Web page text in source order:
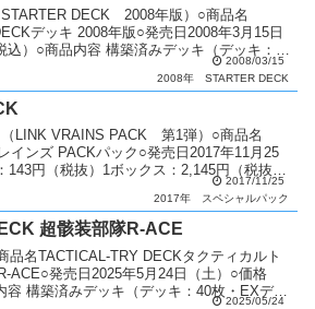
DECK 2008年版）○商品名
デッキ 2008年版○発売日2008年3月15日
込）○商品内容 構築済みデッキ（デッキ：
2008/03/15
2008年
STARTER DECK
LINK VRAINS PACK 第1弾）○商品名
インズ PACKパック○発売日2017年11月25
143円（税抜）1ボックス：2,145円（税抜）
2017/11/25
2017年
スペシャルパック
超骸装部隊R-ACE
品名TACTICAL-TRY DECKタクティカルト
ACE○発売日2025年5月24日（土）○価格
構築済みデッキ（デッキ：40枚・EXデッ
2025/05/24